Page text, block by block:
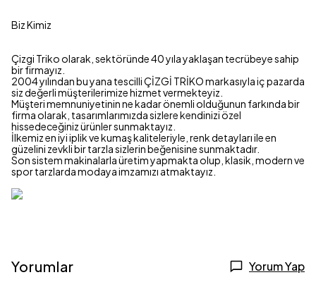
Biz Kimiz
Çizgi Triko olarak, sektöründe 40 yıla yaklaşan tecrübeye sahip
bir firmayız.
2004 yılından bu yana tescilli ÇİZGİ TRİKO markasıyla iç pazarda
siz değerli müşterilerimize hizmet vermekteyiz.
Müşteri memnuniyetinin ne kadar önemli olduğunun farkında bir
firma olarak, tasarımlarımızda sizlere kendinizi özel
hissedeceğiniz ürünler sunmaktayız.
İlkemiz en iyi iplik ve kumaş kaliteleriyle, renk detayları ile en
güzelini zevkli bir tarzla sizlerin beğenisine sunmaktadır.
Son sistem makinalarla üretim yapmakta olup, klasik, modern ve
spor tarzlarda modaya imzamızı atmaktayız.
Yorumlar Yorum Yap